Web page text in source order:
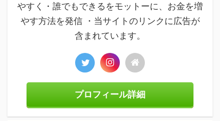
やすく・誰でもできるをモットーに、お金を増
やす方法を発信 ・当サイトのリンクに広告が
含まれています。
プロフィール詳細